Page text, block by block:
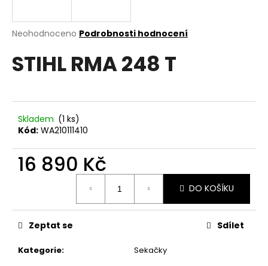
Průměrné
produktu
je
5
hvězdiček.
Neohodnoceno Podrobnosti hodnocení
STIHL RMA 248 T
Skladem (1 ks)
Kód: WA210111410
16 890 Kč
DO KOŠÍKU
Kategorie: Sekačky
Zeptat se Sdílet
j
t
?
o
u